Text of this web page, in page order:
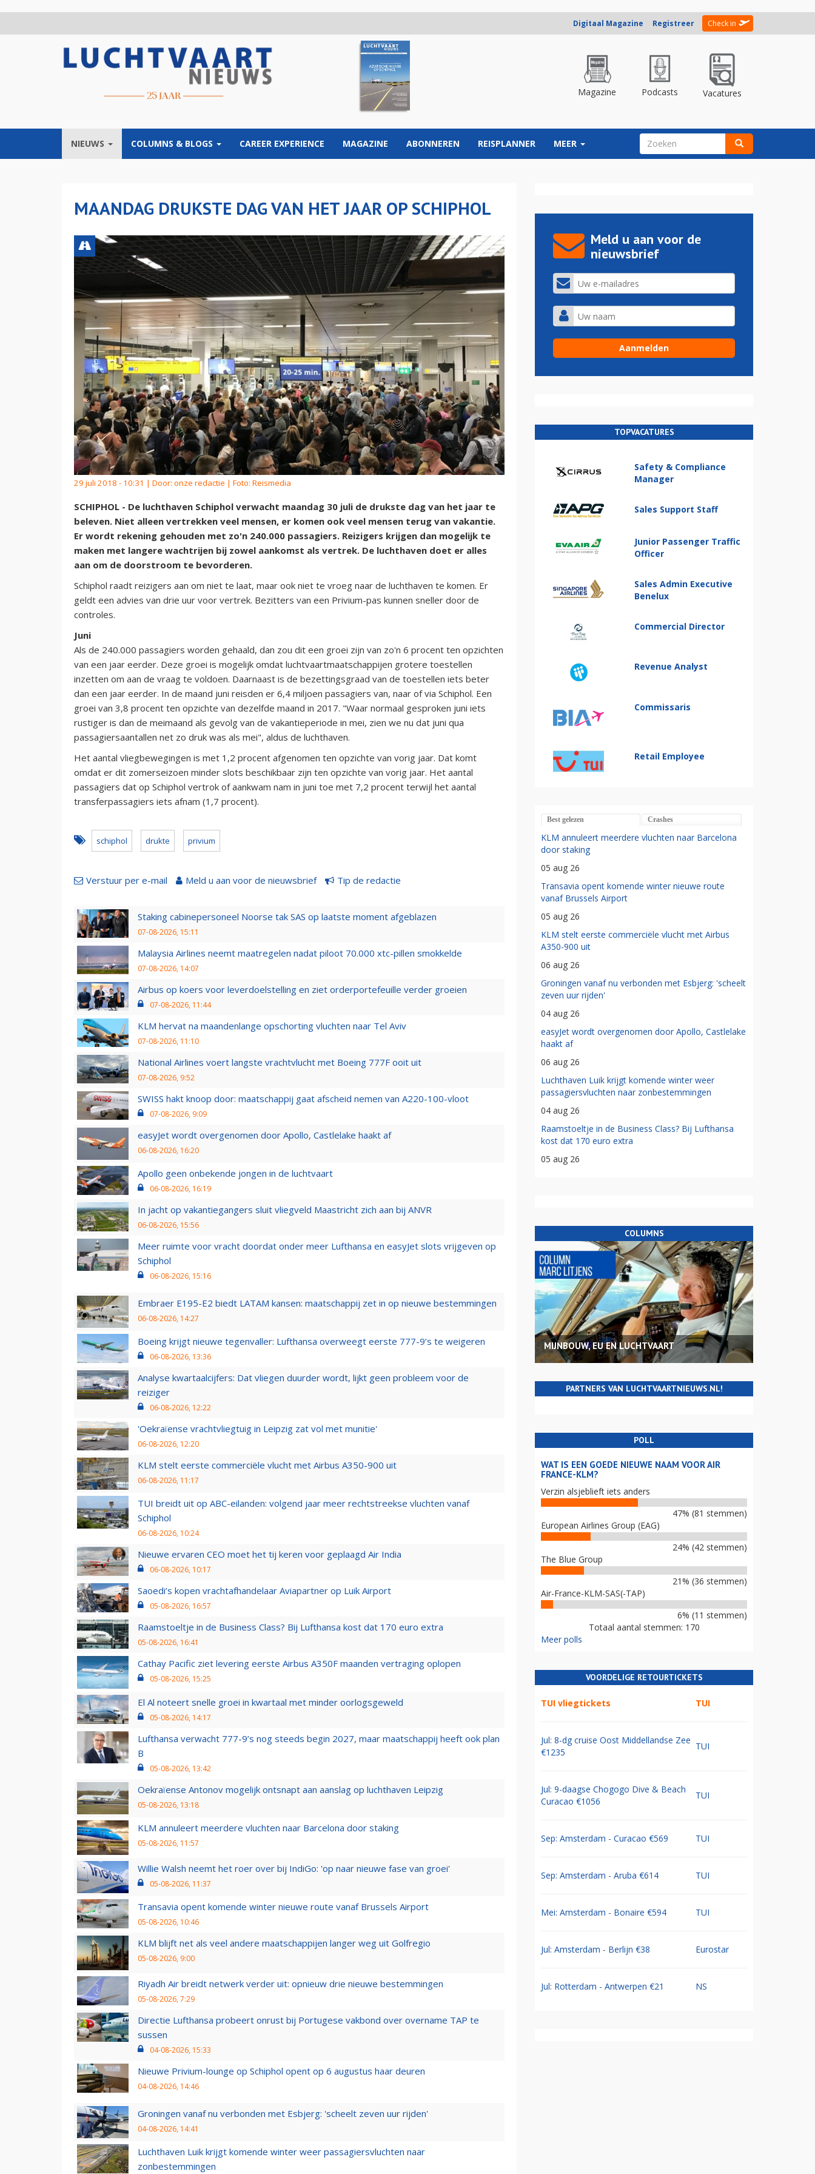
Digitaal Magazine Registreer Check in
Magazine Podcasts Vacatures
NIEUWS COLUMNS & BLOGS CAREER EXPERIENCE MAGAZINE ABONNEREN REISPLANNER MEER ZOEKVELD
MAANDAG DRUKSTE DAG VAN HET JAAR OP SCHIPHOL
29 juli 2018 - 10:31 | Door: onze redactie | Foto: Reismedia
SCHIPHOL - De luchthaven Schiphol verwacht maandag 30 juli de drukste dag van het jaar te
beleven. Niet alleen vertrekken veel mensen, er komen ook veel mensen terug van vakantie.
Er wordt rekening gehouden met zo'n 240.000 passagiers. Reizigers krijgen dan mogelijk te
maken met langere wachtrijen bij zowel aankomst als vertrek. De luchthaven doet er alles
aan om de doorstroom te bevorderen.
Schiphol raadt reizigers aan om niet te laat, maar ook niet te vroeg naar de luchthaven te komen. Er
geldt een advies van drie uur voor vertrek. Bezitters van een Privium-pas kunnen sneller door de
controles.
Juni
Als de 240.000 passagiers worden gehaald, dan zou dit een groei zijn van zo'n 6 procent ten opzichten
van een jaar eerder. Deze groei is mogelijk omdat luchtvaartmaatschappijen grotere toestellen
inzetten om aan de vraag te voldoen. Daarnaast is de bezettingsgraad van de toestellen iets beter
dan een jaar eerder. In de maand juni reisden er 6,4 miljoen passagiers van, naar of via Schiphol. Een
groei van 3,8 procent ten opzichte van dezelfde maand in 2017. "Waar normaal gesproken juni iets
rustiger is dan de meimaand als gevolg van de vakantieperiode in mei, zien we nu dat juni qua
passagiersaantallen net zo druk was als mei", aldus de luchthaven.
Het aantal vliegbewegingen is met 1,2 procent afgenomen ten opzichte van vorig jaar. Dat komt
omdat er dit zomerseizoen minder slots beschikbaar zijn ten opzichte van vorig jaar. Het aantal
passagiers dat op Schiphol vertrok of aankwam nam in juni toe met 7,2 procent terwijl het aantal
transferpassagiers iets afnam (1,7 procent).
schiphol drukte privium
Verstuur per e-mail Meld u aan voor de nieuwsbrief Tip de redactie
Staking cabinepersoneel Noorse tak SAS op laatste moment afgeblazen
07-08-2026, 15:11
Malaysia Airlines neemt maatregelen nadat piloot 70.000 xtc-pillen smokkelde
07-08-2026, 14:07
Airbus op koers voor leverdoelstelling en ziet orderportefeuille verder groeien
07-08-2026, 11:44
KLM hervat na maandenlange opschorting vluchten naar Tel Aviv
07-08-2026, 11:10
National Airlines voert langste vrachtvlucht met Boeing 777F ooit uit
07-08-2026, 9:52
SWISS hakt knoop door: maatschappij gaat afscheid nemen van A220-100-vloot
07-08-2026, 9:09
easyJet wordt overgenomen door Apollo, Castlelake haakt af
06-08-2026, 16:20
Apollo geen onbekende jongen in de luchtvaart
06-08-2026, 16:19
In jacht op vakantiegangers sluit vliegveld Maastricht zich aan bij ANVR
06-08-2026, 15:56
Meer ruimte voor vracht doordat onder meer Lufthansa en easyJet slots vrijgeven op
Schiphol
06-08-2026, 15:16
Embraer E195-E2 biedt LATAM kansen: maatschappij zet in op nieuwe bestemmingen
06-08-2026, 14:27
Boeing krijgt nieuwe tegenvaller: Lufthansa overweegt eerste 777-9’s te weigeren
06-08-2026, 13:36
Analyse kwartaalcijfers: Dat vliegen duurder wordt, lijkt geen probleem voor de
reiziger
06-08-2026, 12:22
'Oekraïense vrachtvliegtuig in Leipzig zat vol met munitie'
06-08-2026, 12:20
KLM stelt eerste commerciële vlucht met Airbus A350-900 uit
06-08-2026, 11:17
TUI breidt uit op ABC-eilanden: volgend jaar meer rechtstreekse vluchten vanaf
Schiphol
06-08-2026, 10:24
Nieuwe ervaren CEO moet het tij keren voor geplaagd Air India
06-08-2026, 10:17
Saoedi’s kopen vrachtafhandelaar Aviapartner op Luik Airport
05-08-2026, 16:57
Raamstoeltje in de Business Class? Bij Lufthansa kost dat 170 euro extra
05-08-2026, 16:41
Cathay Pacific ziet levering eerste Airbus A350F maanden vertraging oplopen
05-08-2026, 15:25
El Al noteert snelle groei in kwartaal met minder oorlogsgeweld
05-08-2026, 14:17
Lufthansa verwacht 777-9’s nog steeds begin 2027, maar maatschappij heeft ook plan
B
05-08-2026, 13:42
Oekraïense Antonov mogelijk ontsnapt aan aanslag op luchthaven Leipzig
05-08-2026, 13:18
KLM annuleert meerdere vluchten naar Barcelona door staking
05-08-2026, 11:57
Willie Walsh neemt het roer over bij IndiGo: 'op naar nieuwe fase van groei'
05-08-2026, 11:37
Transavia opent komende winter nieuwe route vanaf Brussels Airport
05-08-2026, 10:46
KLM blijft net als veel andere maatschappijen langer weg uit Golfregio
05-08-2026, 9:00
Riyadh Air breidt netwerk verder uit: opnieuw drie nieuwe bestemmingen
05-08-2026, 7:29
Directie Lufthansa probeert onrust bij Portugese vakbond over overname TAP te
sussen
04-08-2026, 15:33
Nieuwe Privium-lounge op Schiphol opent op 6 augustus haar deuren
04-08-2026, 14:46
Groningen vanaf nu verbonden met Esbjerg: 'scheelt zeven uur rijden'
04-08-2026, 14:41
Luchthaven Luik krijgt komende winter weer passagiersvluchten naar
zonbestemmingen
Meld u aan voor de
nieuwsbrief
TOPVACATURES
Safety & Compliance
Manager
Sales Support Staff
Junior Passenger Traffic
Officer
Sales Admin Executive
Benelux
Commercial Director
Revenue Analyst
Commissaris
Retail Employee
Best gelezen Crashes
KLM annuleert meerdere vluchten naar Barcelona
door staking
05 aug 26
Transavia opent komende winter nieuwe route
vanaf Brussels Airport
05 aug 26
KLM stelt eerste commerciële vlucht met Airbus
A350-900 uit
06 aug 26
Groningen vanaf nu verbonden met Esbjerg: 'scheelt
zeven uur rijden'
04 aug 26
easyJet wordt overgenomen door Apollo, Castlelake
haakt af
06 aug 26
Luchthaven Luik krijgt komende winter weer
passagiersvluchten naar zonbestemmingen
04 aug 26
Raamstoeltje in de Business Class? Bij Lufthansa
kost dat 170 euro extra
05 aug 26
COLUMNS
MIJNBOUW, EU EN LUCHTVAART
PARTNERS VAN LUCHTVAARTNIEUWS.NL!
POLL
WAT IS EEN GOEDE NIEUWE NAAM VOOR AIR
FRANCE-KLM?
Verzin alsjeblieft iets anders
47% (81 stemmen)
European Airlines Group (EAG)
24% (42 stemmen)
The Blue Group
21% (36 stemmen)
Air-France-KLM-SAS(-TAP)
6% (11 stemmen)
Totaal aantal stemmen: 170
Meer polls
VOORDELIGE RETOURTICKETS
TUI vliegtickets TUI
Jul: 8-dg cruise Oost Middellandse Zee
€1235
TUI
Jul: 9-daagse Chogogo Dive & Beach
Curacao €1056
TUI
Sep: Amsterdam - Curacao €569 TUI
Sep: Amsterdam - Aruba €614 TUI
Mei: Amsterdam - Bonaire €594 TUI
Jul: Amsterdam - Berlijn €38 Eurostar
Jul: Rotterdam - Antwerpen €21 NS